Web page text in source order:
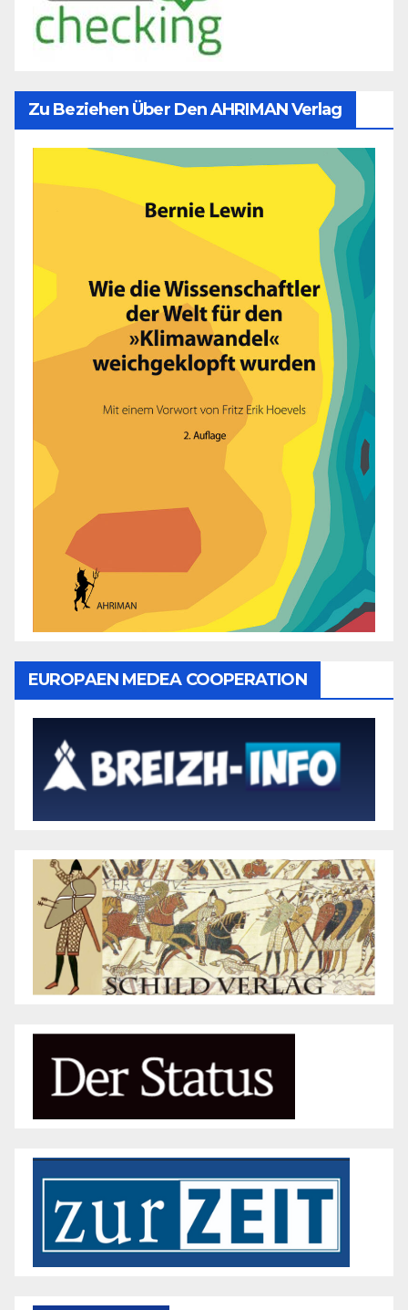
Zu Beziehen Über Den AHRIMAN Verlag
EUROPAEN MEDEA COOPERATION